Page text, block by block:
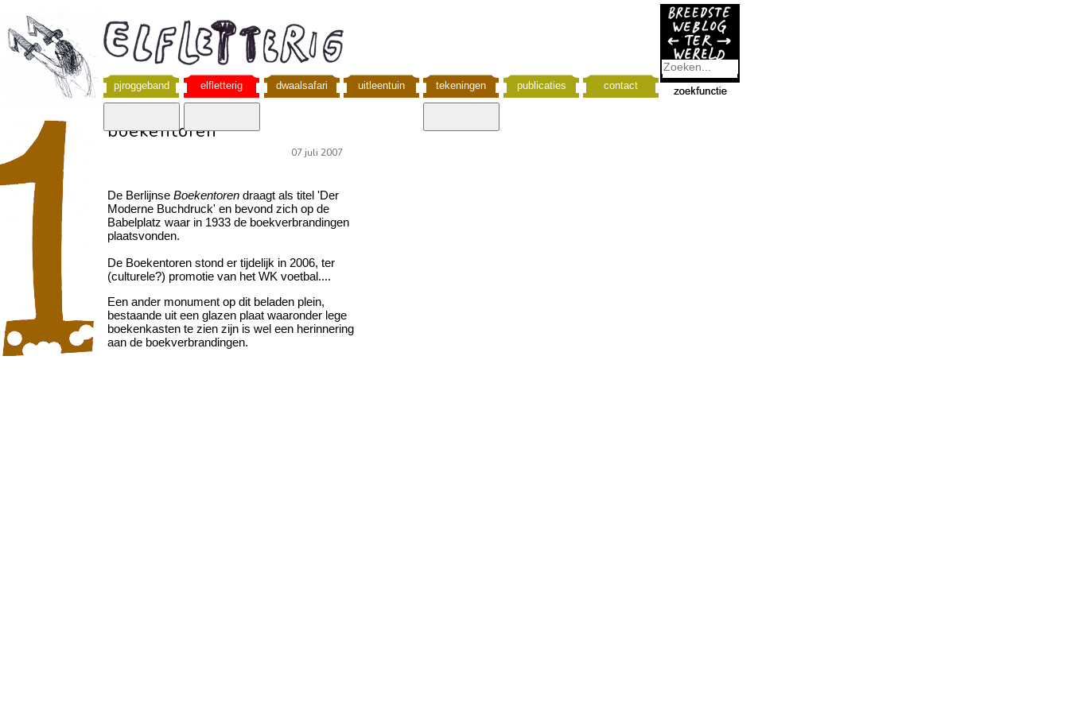
pjroggeband elfletterig dwaalsafari uitleentuin tekeningen publicaties contact
boekentoren
07 juli 2007
De Berlijnse Boekentoren draagt als titel 'Der
Moderne Buchdruck' en bevond zich op de
Babelplatz waar in 1933 de boekverbrandingen
plaatsvonden.
De Boekentoren stond er tijdelijk in 2006, ter
(culturele?) promotie van het WK voetbal....
Een ander monument op dit beladen plein,
bestaande uit een glazen plaat waaronder lege
boekenkasten te zien zijn is wel een herinnering
aan de boekverbrandingen.